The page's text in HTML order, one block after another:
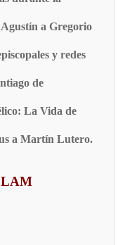
Agustín a Gregorio
y redes
de
La Vida de
a Martín Lutero.